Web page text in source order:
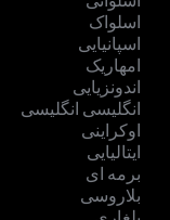
اسلواک
اسپانیایی
امهاریک
اندونزیایی
انگلیسی انگلیسی
اوکراینی
ایتالیایی
برمه ای
بلاروسی